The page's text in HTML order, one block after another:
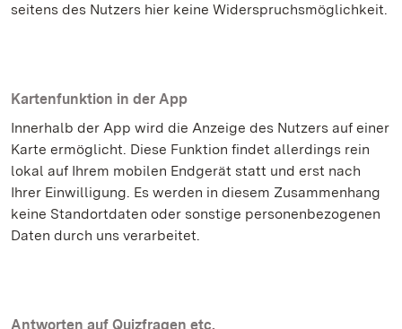
seitens des Nutzers hier keine Widerspruchsmöglichkeit.
Kartenfunktion in der App
Innerhalb der App wird die Anzeige des Nutzers auf einer
Karte ermöglicht. Diese Funktion findet allerdings rein
lokal auf Ihrem mobilen Endgerät statt und erst nach
Ihrer Einwilligung. Es werden in diesem Zusammenhang
keine Standortdaten oder sonstige personenbezogenen
Daten durch uns verarbeitet.
Antworten auf Quizfragen etc.